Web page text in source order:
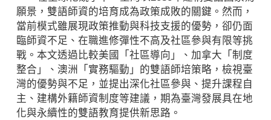
願景，雙語師資的培育成為政策成敗的關鍵。然而，
當前模式雖展現政策推動與科技支援的優勢，卻仍面
臨師資不足、在職進修彈性不高及社區參與有限等挑
戰。本文透過比較美國「社區導向」、加拿大「制度
整合」、澳洲「實務驅動」的雙語師培策略，檢視臺
灣的優勢與不足，並提出深化社區參與、提升課程自
主、建構外籍師資制度等建議，期為臺灣發展具在地
化與永續性的雙語教育提供新思路。